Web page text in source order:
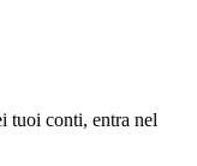
tuoi conti, entra nel